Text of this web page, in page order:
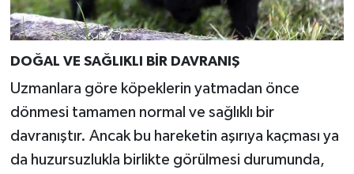
DOĞAL VE SAĞLIKLI BİR DAVRANIŞ
Uzmanlara göre köpeklerin yatmadan önce
dönmesi tamamen normal ve sağlıklı bir
davranıştır. Ancak bu hareketin aşırıya kaçması ya
da huzursuzlukla birlikte görülmesi durumunda,